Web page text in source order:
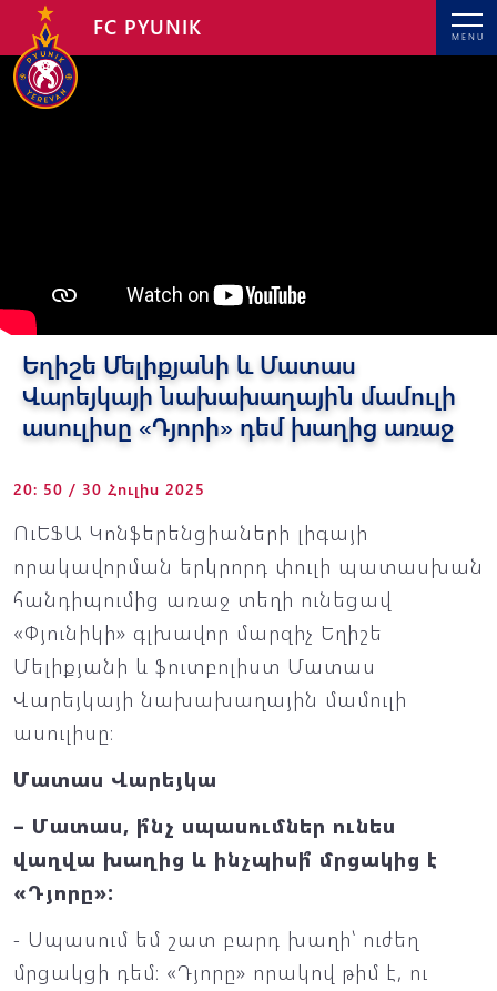
MENU
FC PYUNIK
Եղիշե Մելիքյանի և Մատաս
Վարեյկայի նախախաղային մամուլի
ասուլիսը «Դյորի» դեմ խաղից առաջ
20: 50 / 30 Հուլիս 2025
ՈւԵՖԱ Կոնֆերենցիաների լիգայի
որակավորման երկրորդ փուլի պատասխան
հանդիպումից առաջ տեղի ունեցավ
«Փյունիկի» գլխավոր մարզիչ Եղիշե
Մելիքյանի և ֆուտբոլիստ Մատաս
Վարեյկայի նախախաղային մամուլի
ասուլիսը։
Մատաս Վարեյկա
– Մատաս, ի՞նչ սպասումներ ունես
վաղվա խաղից և ինչպիսի՞ մրցակից է
«Դյորը»:
- Սպասում եմ շատ բարդ խաղի՝ ուժեղ
մրցակցի դեմ։ «Դյորը» որակով թիմ է, ու